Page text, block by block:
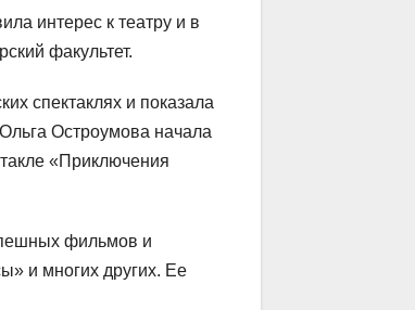
интерес к театру и в
факультет.
спектаклях и показала
Остроумова начала
«Приключения
фильмов и
и многих других. Ее